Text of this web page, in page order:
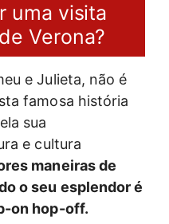
uma visita
Verona?
e Julieta, não é
famosa história
sua
e cultura
maneiras de
o seu esplendor é
on hop-off.